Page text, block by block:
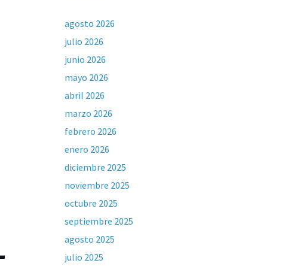
agosto 2026
julio 2026
junio 2026
mayo 2026
abril 2026
marzo 2026
febrero 2026
enero 2026
diciembre 2025
noviembre 2025
octubre 2025
septiembre 2025
agosto 2025
julio 2025